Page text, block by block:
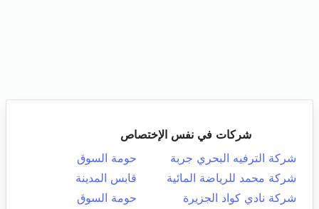
شركات في نفس الإختصاص
شركة الترفيه البحري جربة
حومة السوق
شركة محمد للرياضة المائية
قابس المدينة
شركة نادي كواد الجزيرة
حومة السوق